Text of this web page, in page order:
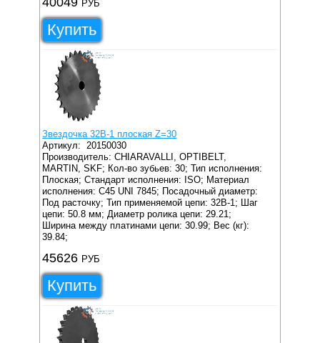
РУБ
Купить
Звездочка 32B-1 плоская Z=30
Артикул: 20150030
Производитель: CHIARAVALLI, OPTIBELT,
MARTIN, SKF; Кол-во зубьев: 30; Тип исполнения:
Плоская; Стандарт исполнения: ISO; Материал
исполнения: C45 UNI 7845; Посадочный диаметр:
Под расточку; Тип применяемой цепи: 32B-1;
Шаг
цепи: 50.8 мм; Диаметр ролика цепи: 29.21;
Ширина между платинами цепи: 30.99; Вес (кг):
39.84;
45626 РУБ
Купить